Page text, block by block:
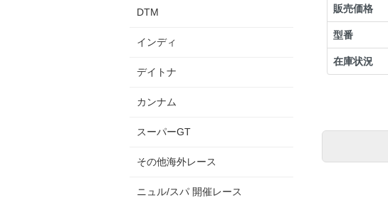
販売価格
型番
在庫状況
DTM
インディ
デイトナ
カンナム
スーパーGT
その他海外レース
ニュル/スパ 開催レース